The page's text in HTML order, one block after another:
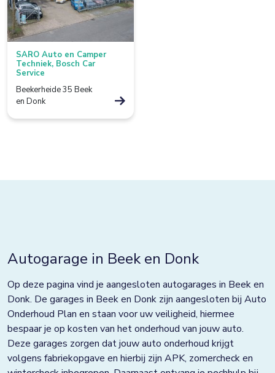
Boxtel
Bredevoort
Bunnik
Bussum
Doezum
Dokkum
Drachten
Eindhoven
Elst
SARO Auto en Camper
Techniek, Bosch Car
Service
Beekerheide 35 Beek
en Donk
Autogarage in Beek en Donk
Op deze pagina vind je aangesloten autogarages in Beek en
Donk. De garages in Beek en Donk zijn aangesloten bij Auto
Onderhoud Plan en staan voor uw veiligheid, hiermee
bespaar je op kosten van het onderhoud van jouw auto.
Deze garages zorgen dat jouw auto onderhoud krijgt
volgens fabriekopgave en hierbij zijn APK, zomercheck en